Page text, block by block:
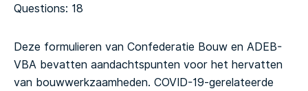
Questions: 18
Deze formulieren van Confederatie Bouw en ADEB-
VBA bevatten aandachtspunten voor het hervatten
van bouwwerkzaamheden. COVID-19-gerelateerde